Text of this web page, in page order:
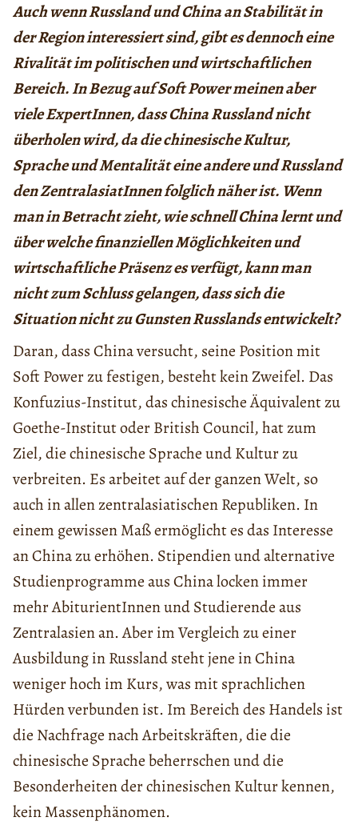
Auch wenn Russland und China an Stabilität in
der Region interessiert sind, gibt es dennoch eine
Rivalität im politischen und wirtschaftlichen
Bereich. In Bezug auf Soft Power meinen aber
viele ExpertInnen, dass China Russland nicht
überholen wird, da die chinesische Kultur,
Sprache und Mentalität eine andere und Russland
den ZentralasiatInnen folglich näher ist. Wenn
man in Betracht zieht, wie schnell China lernt und
über welche finanziellen Möglichkeiten und
wirtschaftliche Präsenz es verfügt, kann man
nicht zum Schluss gelangen, dass sich die
Situation nicht zu Gunsten Russlands entwickelt?
Daran, dass China versucht, seine Position mit
Soft Power zu festigen, besteht kein Zweifel. Das
Konfuzius-Institut, das chinesische Äquivalent zu
Goethe-Institut oder British Council, hat zum
Ziel, die chinesische Sprache und Kultur zu
verbreiten. Es arbeitet auf der ganzen Welt, so
auch in allen zentralasiatischen Republiken. In
einem gewissen Maß ermöglicht es das Interesse
an China zu erhöhen. Stipendien und alternative
Studienprogramme aus China locken immer
mehr AbiturientInnen und Studierende aus
Zentralasien an. Aber im Vergleich zu einer
Ausbildung in Russland steht jene in China
weniger hoch im Kurs, was mit sprachlichen
Hürden verbunden ist. Im Bereich des Handels ist
die Nachfrage nach Arbeitskräften, die die
chinesische Sprache beherrschen und die
Besonderheiten der chinesischen Kultur kennen,
kein Massenphänomen.